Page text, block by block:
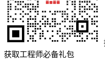
获取工程师必备礼包